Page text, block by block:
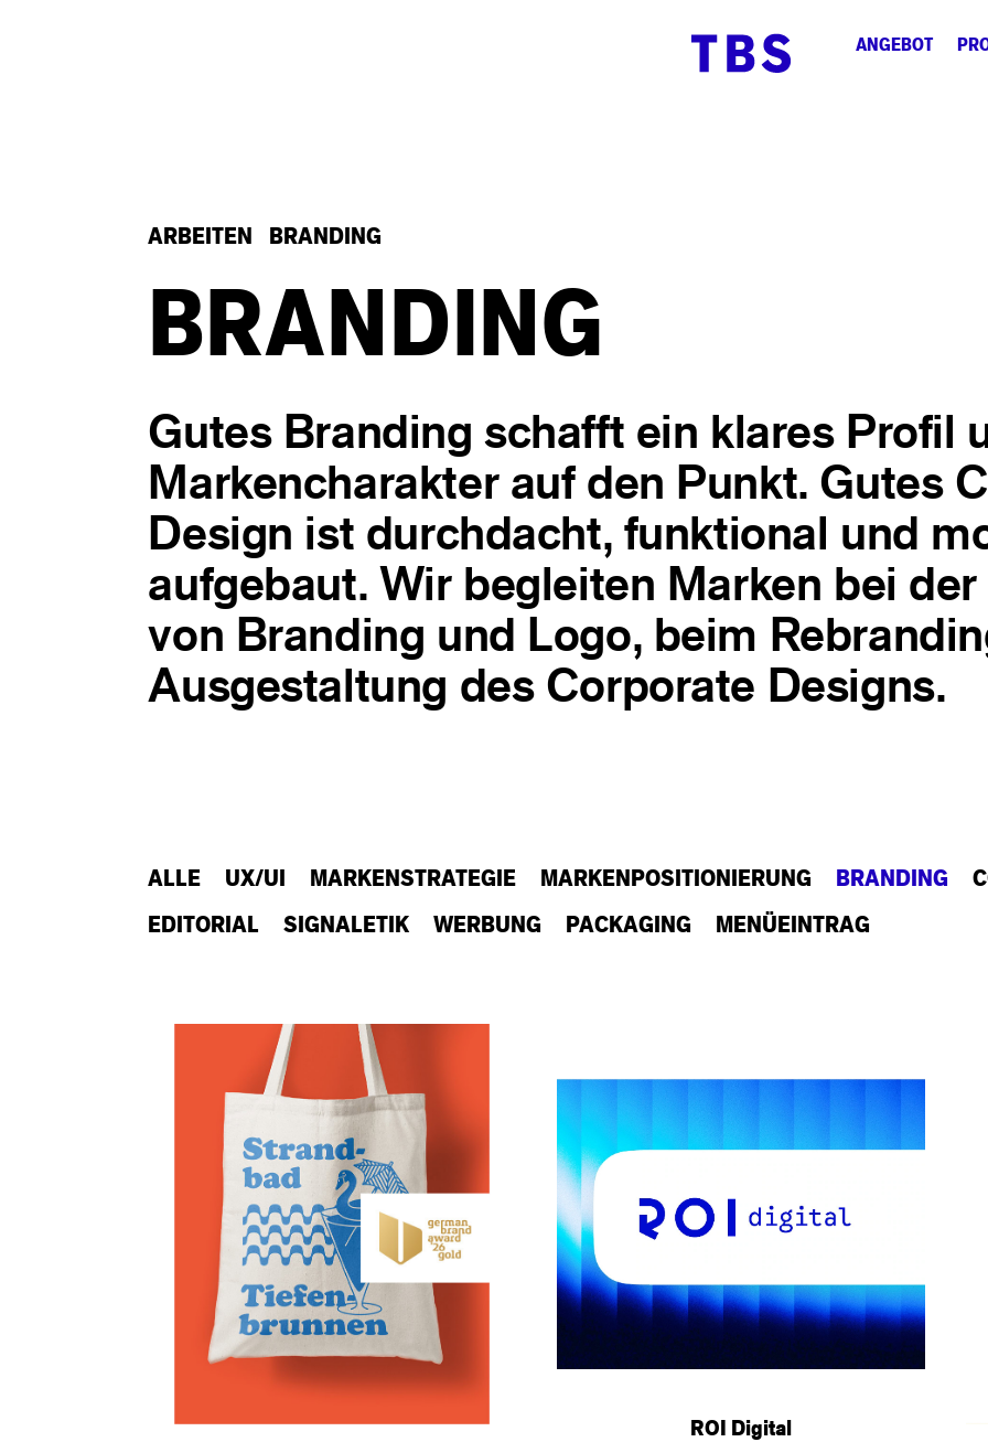
ANGEBOT
ARBEITEN BRANDING
BRANDING
Gutes Branding schafft ein klares Profil
Markencharakter auf den Punkt. Gutes
Design ist durchdacht, funktional und
aufgebaut. Wir begleiten Marken bei
von Branding und Logo, beim
Ausgestaltung des Corporate Designs.
ALLE UX/UI MARKENSTRATEGIE MARKENPOSITIONIERUNG BRANDING
EDITORIAL
SIGNALETIK WERBUNG PACKAGING MENÜEINTRAG
ROI Digital